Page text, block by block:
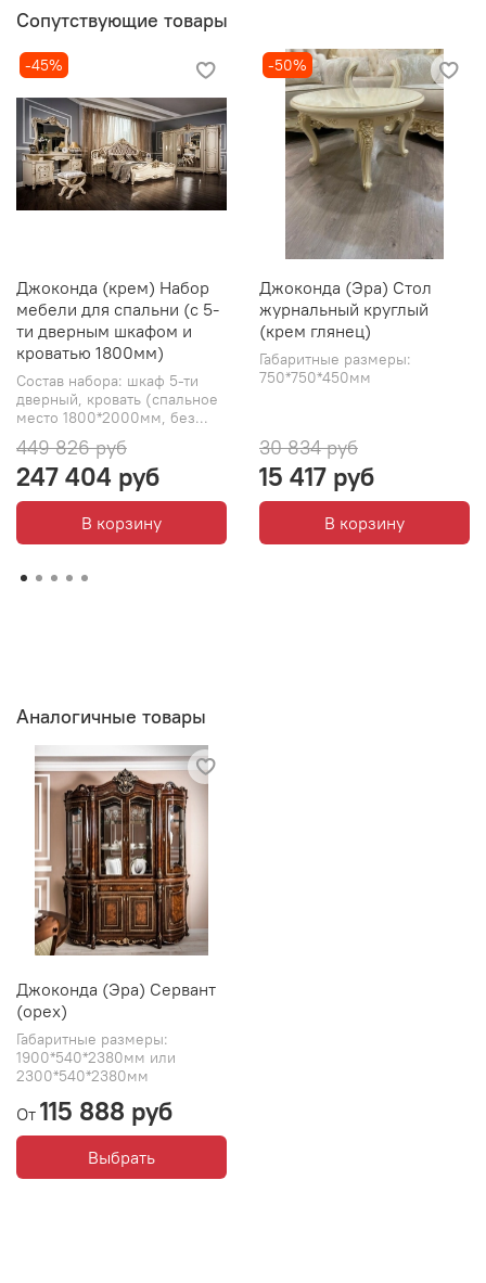
Сопутствующие товары
-45%
Джоконда (крем) Набор
мебели для спальни (с 5-
ти дверным шкафом и
кроватью 1800мм)
Состав набора: шкаф 5-ти
дверный, кровать (спальное
место 1800*2000мм, без...
449 826 руб
247 404 руб
В корзину
-50%
Джоконда (Эра) Стол
журнальный круглый
(крем глянец)
Габаритные размеры:
750*750*450мм
30 834 руб
15 417 руб
В корзину
Аналогичные товары
Джоконда (Эра) Сервант
(орех)
Габаритные размеры:
1900*540*2380мм или
2300*540*2380мм
От 115 888 руб
Выбрать